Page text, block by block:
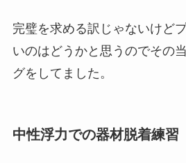
完璧を求める訳じゃないけど
いのはどうかと思うのでその
グをしてました。
中性浮力での器材脱着練習